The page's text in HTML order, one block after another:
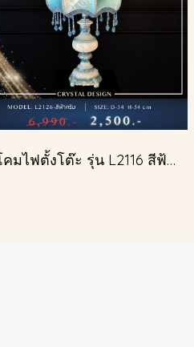
โคมไฟตั้งโต๊ะ รุ่น L2116 สีฟ้าครีม (ตั้งโต๊ะ)